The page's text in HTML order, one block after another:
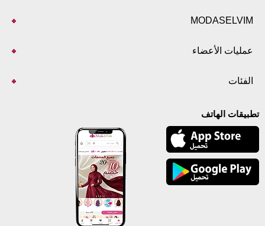
MODASELVIM
عمليات الأعضاء
الفئات
تطبيقات الهاتف